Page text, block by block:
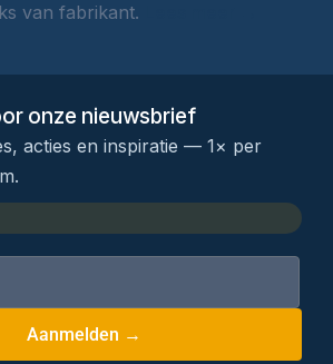
van fabrikant.
onze nieuwsbrief
acties en inspiratie — 1× per
Aanmelden →